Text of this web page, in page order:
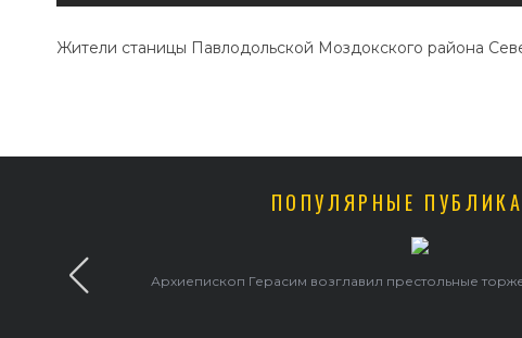
Жители станицы Павлодольской Моздокского района
ПОПУЛЯРНЫЕ
Архиепископ Герасим возглавил престольные